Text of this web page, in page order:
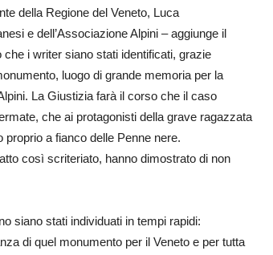
della Regione del Veneto, Luca
e dell’Associazione Alpini – aggiunge il
i writer siano stati identificati, grazie
luogo di grande memoria per la
La Giustizia farà il corso che il caso
che ai protagonisti della grave ragazzata
proprio a fianco delle Penne nere.
così scriteriato, hanno dimostrato di non
siano stati individuati in tempi rapidi:
di quel monumento per il Veneto e per tutta